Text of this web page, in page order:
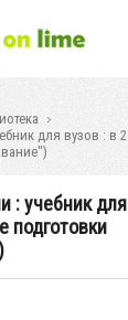
для вузов : в
: учебник
подготовки